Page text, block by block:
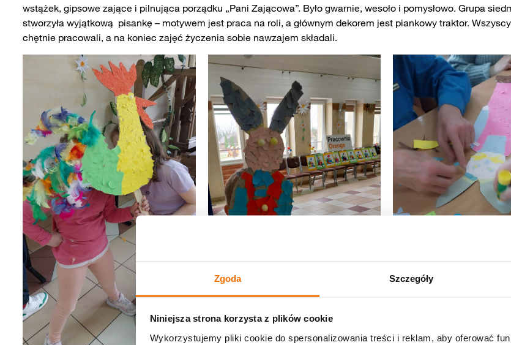
Zgoda Szczegóły
Niniejsza strona korzysta z plików cookie
Wykorzystujemy pliki cookie do spersonalizowania treści i reklam, aby oferować
wstążek, gipsowe zające i pilnująca porządku „Pani Zającowa”. Było gwarnie, wesoło i pomysłowo. Grupa
stworzyła wyjątkową pisankę – motywem jest praca na roli, a głównym dekorem jest piankowy traktor.
chętnie pracowali, a na koniec zajęć życzenia sobie nawzajem składali.